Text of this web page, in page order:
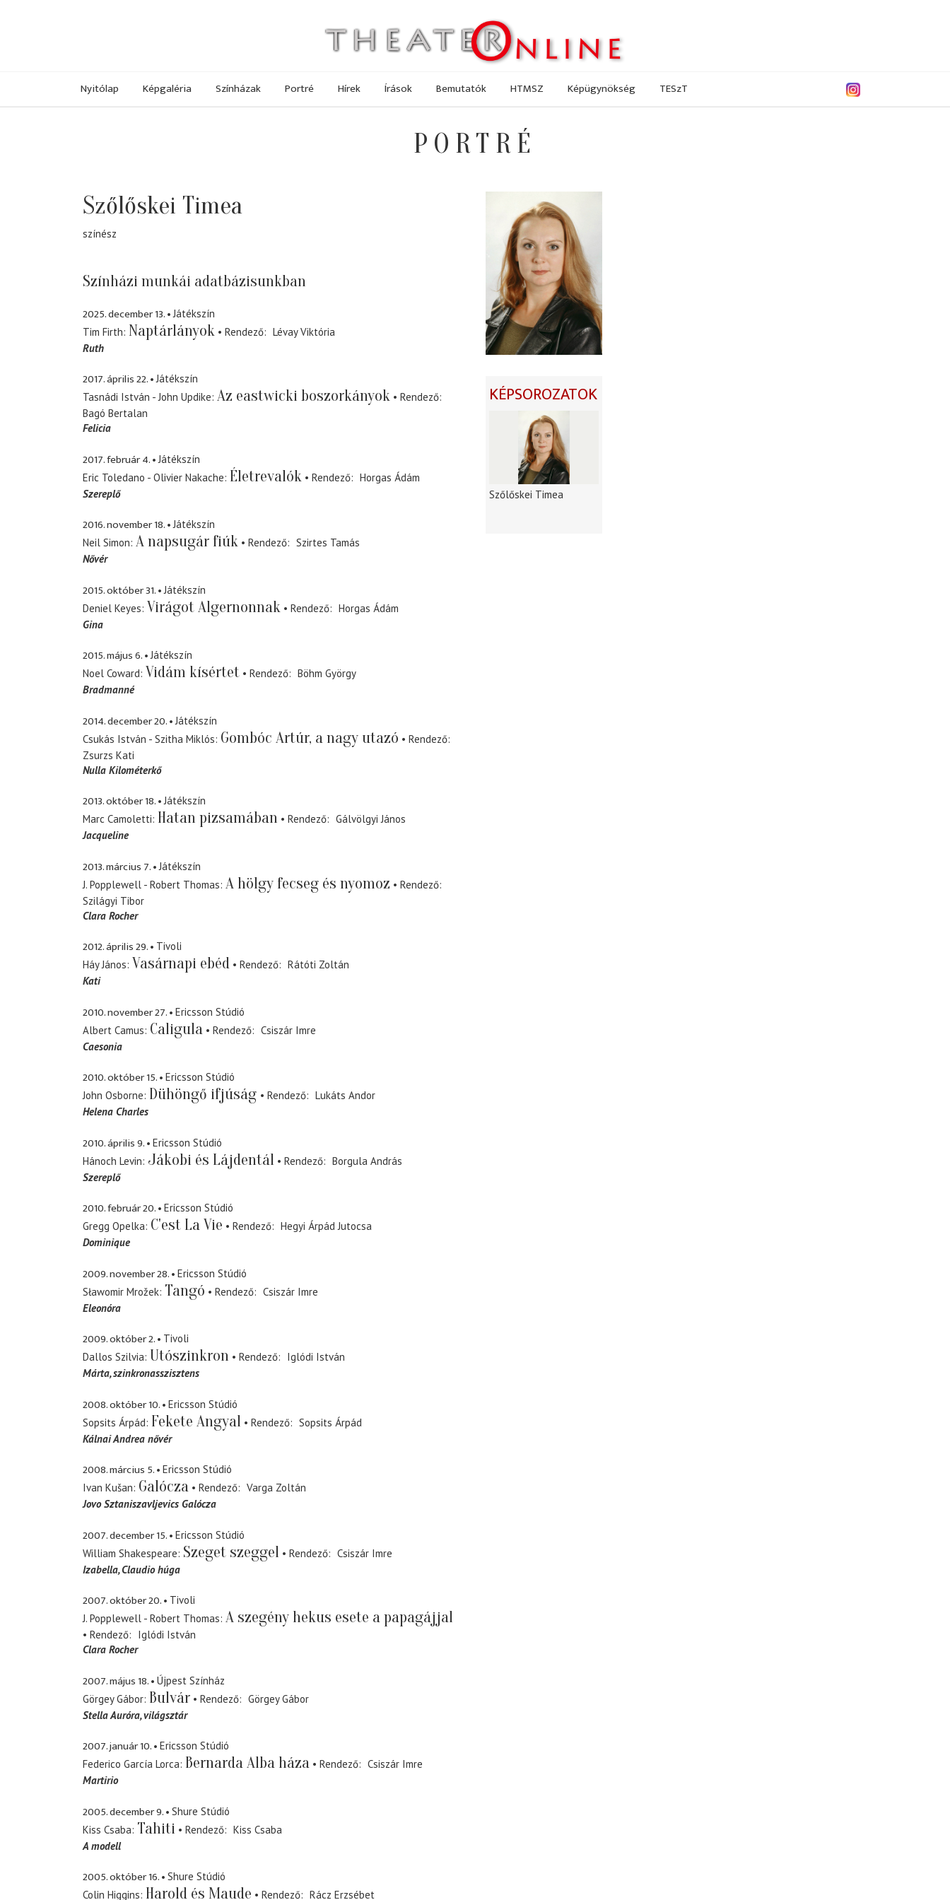
Nyitólap Képgaléria Színházak Portré Hírek Írások Bemutatók HTMSZ Képügynökség TESzT
PORTRÉ
Szőlőskei Timea
színész
Színházi munkái adatbázisunkban
2025. december 13.
Játékszín
Tim Firth Naptárlányok Rendező
Lévay Viktória
Ruth
2017. április 22.
Játékszín
Tasnádi István - John Updike Az eastwicki boszorkányok
Rendező
Bagó Bertalan
Felicia
2017. február 4.
Játékszín
Eric Toledano - Olivier Nakache Életrevalók Rendező
Horgas Ádám
Szereplő
2016. november 18.
Játékszín
Neil Simon A napsugár fiúk Rendező
Szirtes Tamás
Nővér
2015. október 31.
Játékszín
Deniel Keyes Virágot Algernonnak Rendező
Horgas Ádám
Gina
2015. május 6.
Játékszín
Noel Coward Vidám kísértet Rendező
Böhm György
Bradmanné
2014. december 20.
Játékszín
Csukás István - Szitha Miklós Gombóc Artúr, a nagy utazó
Rendező
Zsurzs Kati
Nulla Kilométerkő
2013. október 18.
Játékszín
Marc Camoletti Hatan pizsamában Rendező
Gálvölgyi János
Jacqueline
2013. március 7.
Játékszín
J. Popplewell - Robert Thomas A hölgy fecseg és nyomoz
Rendező
Szilágyi Tibor
Clara Rocher
2012. április 29.
Tivoli
Háy János Vasárnapi ebéd Rendező
Rátóti Zoltán
Kati
2010. november 27.
Ericsson Stúdió
Albert Camus Caligula Rendező
Csiszár Imre
Caesonia
2010. október 15.
Ericsson Stúdió
John Osborne Dühöngő ifjúság Rendező
Lukáts Andor
Helena Charles
2010. április 9.
Ericsson Stúdió
Hánoch Levin Jákobi és Lájdentál Rendező
Borgula András
Szereplő
2010. február 20.
Ericsson Stúdió
Gregg Opelka C'est La Vie Rendező
Hegyi Árpád Jutocsa
Dominique
2009. november 28.
Ericsson Stúdió
Sławomir Mrožek Tangó Rendező
Csiszár Imre
Eleonóra
2009. október 2.
Tivoli
Dallos Szilvia Utószinkron Rendező
Iglódi István
Márta szinkronasszisztens
2008. október 10.
Ericsson Stúdió
Sopsits Árpád Fekete Angyal Rendező
Sopsits Árpád
Kálnai Andrea nővér
2008. március 5.
Ericsson Stúdió
Ivan Kušan Galócza Rendező
Varga Zoltán
Jovo Sztaniszavljevics Galócza
2007. december 15.
Ericsson Stúdió
William Shakespeare Szeget szeggel Rendező
Csiszár Imre
Izabella Claudio húga
2007. október 20.
Tivoli
J. Popplewell - Robert Thomas A szegény hekus esete a papagájjal
Rendező
Iglódi István
Clara Rocher
2007. május 18.
Újpest Színház
Görgey Gábor Bulvár Rendező
Görgey Gábor
Stella Auróra világsztár
2007. január 10.
Ericsson Stúdió
Federico García Lorca Bernarda Alba háza Rendező
Csiszár Imre
Martirio
2005. december 9.
Shure Stúdió
Kiss Csaba Tahiti Rendező
Kiss Csaba
A modell
2005. október 16.
Shure Stúdió
Colin Higgins Harold és Maude Rendező
Rácz Erzsébet
KÉPSOROZATOK
Szőlőskei Timea